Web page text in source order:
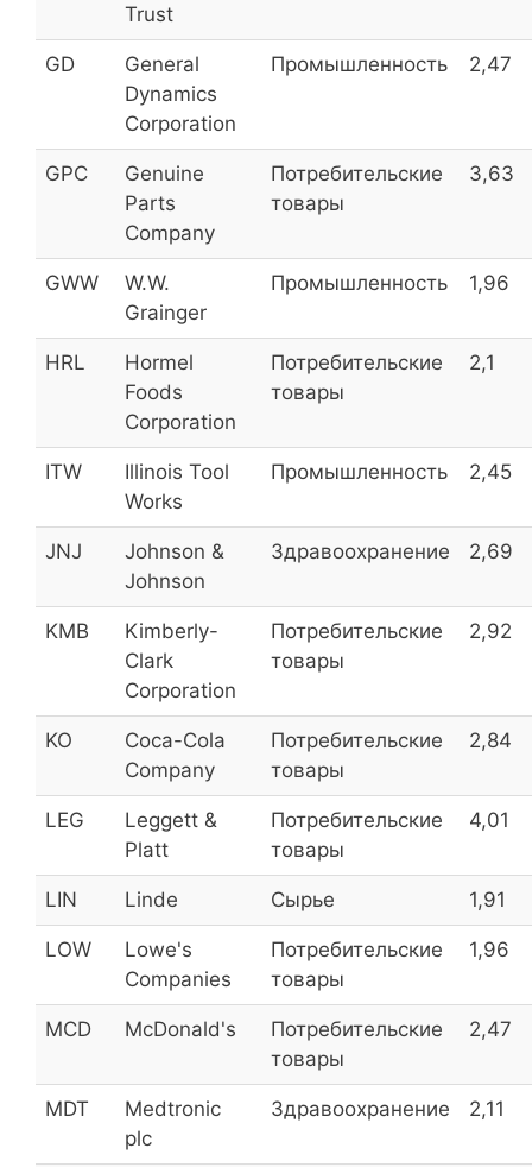
МРСК Севера-Запада
РусГидро
ОГК-2 ОАО OGKB
ГИТ ПАО
OR PAO OBUV
Селигдар SELG
Селигдар (прив.)
Банк Кузнецкий KUZB
МОЭСК ОАО
ТМК ОАО TRMK
Энергосбыт Ростовэнерго
(прив.)
RTSB_p
Энергосбыт Ростовэнерго RTSB
ЧТПЗ ОАО
ТрансКонтейнер ОАО
КуйбышевАзот KAZT
КуйбышевАзот (прив.) KAZT_p
УК Арсагера ARSA
Trust
GD
General
Dynamics
Corporation
Промышленность 2,47
GPC
Genuine
Parts
Company
Потребительские
товары
3,63
GWW
W.W.
Grainger
Промышленность 1,96
HRL
Hormel
Foods
Corporation
Потребительские
товары
2,1
ITW
Illinois Tool
Works
Промышленность 2,45
JNJ
Johnson &
Johnson
Здравоохранение 2,69
KMB
Kimberly-
Clark
Corporation
Потребительские
товары
2,92
KO
Coca-Cola
Company
Потребительские
товары
2,84
LEG
Leggett &
Platt
Потребительские
товары
4,01
LIN Linde Сырье 1,91
LOW
Lowe's
Companies
Потребительские
товары
1,96
MCD McDonald's
Потребительские
товары
2,47
MDT
Medtronic
plc
Здравоохранение 2,11